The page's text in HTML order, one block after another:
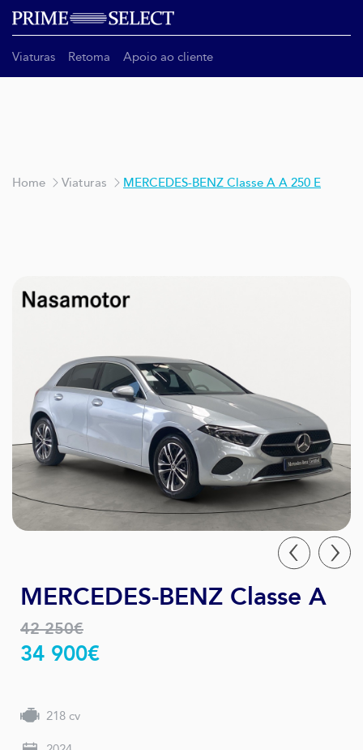
Viaturas Retoma Apoio ao cliente
Home Viaturas MERCEDES-BENZ Classe A A 250 E
MERCEDES-BENZ Classe A
42 250€
34 900€
218 cv